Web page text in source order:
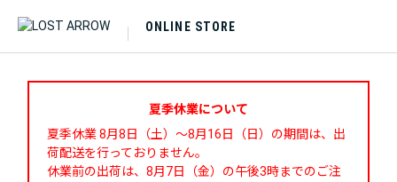
ONLINE STORE
夏季休業について
夏季休業 8月8日（土）～8月16日（日）の期間は、出
荷配送を行っておりません。
休業前の出荷は、8月7日（金）の午後3時までのご注